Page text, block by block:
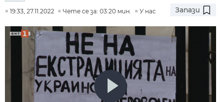
19:33, 27.11.2022 Чете се за: 03:20 мин. У нас Запази